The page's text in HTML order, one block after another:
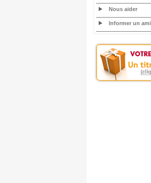
Nous aider
Informer un ami